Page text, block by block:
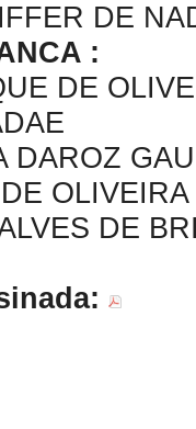
DE
:
DE
DAROZ
OLIVEIRA
DE